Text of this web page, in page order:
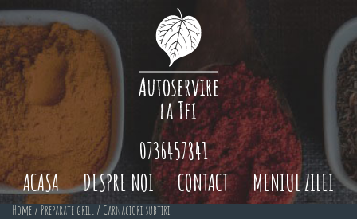
ACASA DESPRE NOI CONTACT MENIUL ZILEI
0736457841
Home / Preparate grill / Carnaciori subtiri